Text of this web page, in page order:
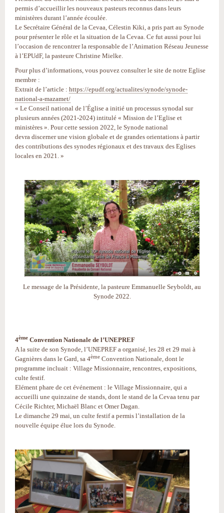
permis d’accueillir les nouveaux pasteurs reconnus dans leurs
ministères durant l’année écoulée.
Le Secrétaire Général de la Cevaa, Célestin Kiki, a pris part au Synode
pour présenter le rôle et la situation de la Cevaa. Ce fut aussi pour lui
l’occasion de rencontrer la responsable de l’Animation Réseau Jeunesse
à l’EPUdF, la pasteure Christine Mielke.
Pour plus d’informations, vous pouvez consulter le site de notre Eglise
membre :
Extrait de l’article : https://epudf.org/actualites/synode/synode-
national-a-mazamet/
« Le Conseil national de l’Église a initié un processus synodal sur
plusieurs années (2021-2024) intitulé « Mission de l’Eglise et
ministères ». Pour cette session 2022, le Synode national
devra discerner une vision globale et de grandes orientations à partir
des contributions des synodes régionaux et des travaux des Eglises
locales en 2021. »
Le message de la Présidente, la pasteure Emmanuelle Seyboldt, au
Synode 2022.
4ème Convention Nationale de l’UNEPREF
A la suite de son Synode, l’UNEPREF a organisé, les 28 et 29 mai à
Gagnières dans le Gard, sa 4ème Convention Nationale, dont le
programme incluait : Village Missionnaire, rencontres, expositions,
culte festif.
Elément phare de cet événement : le Village Missionnaire, qui a
accueilli une quinzaine de stands, dont le stand de la Cevaa tenu par
Cécile Richter, Michaël Blanc et Omer Dagan.
Le dimanche 29 mai, un culte festif a permis l’installation de la
nouvelle équipe élue lors du Synode.